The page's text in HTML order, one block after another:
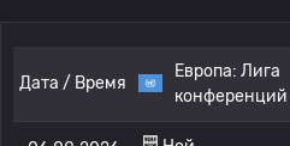
Дата / Время
Европа: Лига
конференций